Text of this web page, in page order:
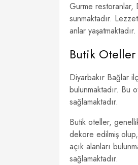
Gurme restoranlar,
sunmaktadır.
anlar yaşatmaktadır.
Butik Oteller
Diyarbakır Bağlar
bulunmaktadır. Bu
sağlamaktadır.
Butik oteller,
dekore edilmiş
açık alanları
sağlamaktadır.